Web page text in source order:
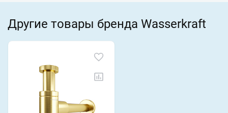
Другие товары бренда Wasserkraft